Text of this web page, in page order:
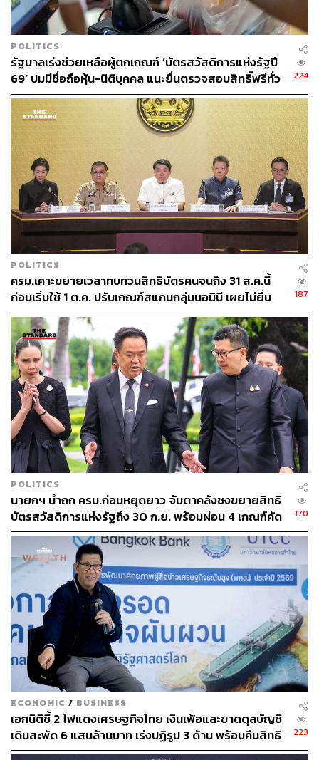
POLITICS
รัฐบาลเร่งช่วยเหลือผู้ตกเกณฑ์ ‘บัตรสวัสดิการแห่งรัฐปี
69’ ปมมีชื่อถือหุ้น-นิติบุคคล แนะยื่นตรวจสอบสิทธิ์ฟรีทั่ว
ประเทศ
224
POLITICS
ครม.เคาะขยายเวลาทบทวนสิทธิบัตรคนจนถึง 31 ส.ค.นี้
ก่อนเริ่มใช้ 1 ต.ค. ปรับเกณฑ์สแกนกลุ่มนอมินี เผยไม่ยื่น
อุทธรณ์สูงถึง 5.4 ล้านคน
187
POLITICS
นายกฯ นำถก ครม.ก่อนหยุดยาว จับตาคลังชงขยายสิทธิ
บัตรสวัสดิการแห่งรัฐถึง 30 ก.ย. พร้อมผ่อน 4 เกณฑ์คัด
กรองผู้มีสิทธิ
170
ECONOMIC / BUSINESS
เอกนิติชี้ 2 ไฟแดงเศรษฐกิจไทย เงินเฟ้อและขาดดุลบัญชี
เดินสะพัด 6 แสนล้านบาท เร่งปฏิรูป 3 ด้าน พร้อมคืนสิทธิ
บัตรสวัสดิการฯ ให้ผู้ถูกหลอกเป็นกรรมการบริษัท
223